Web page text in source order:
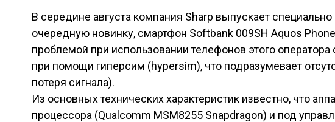
В середине августа компания Sharp выпускает
очередную новинку, смартфон Softbank 009SH Aquos
проблемой при использовании телефонов этого
при помощи гиперсим (hypersim), что подразумевает
потеря сигнала).
Из основных технических характеристик известно, что
процессора (Qualcomm MSM8255 Snapdragon) и под